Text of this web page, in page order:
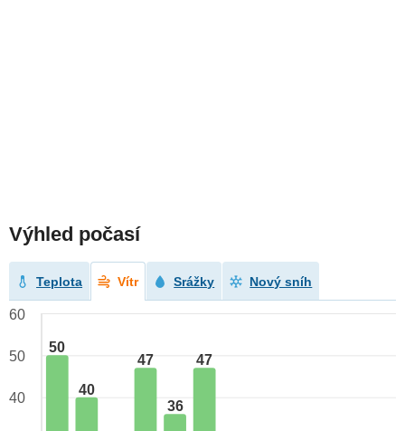
Výhled počasí
Teplota Vítr Srážky Nový sníh
50
40
47
36
47
60
50
40